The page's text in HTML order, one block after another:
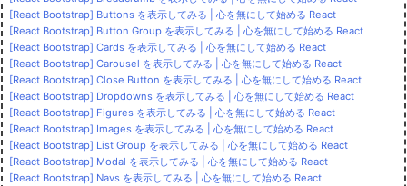
[React Bootstrap] Buttons を表示してみる | 心を無にして始める React
[React Bootstrap] Button Group を表示してみる | 心を無にして始める React
[React Bootstrap] Cards を表示してみる | 心を無にして始める React
[React Bootstrap] Carousel を表示してみる | 心を無にして始める React
[React Bootstrap] Close Button を表示してみる | 心を無にして始める React
[React Bootstrap] Dropdowns を表示してみる | 心を無にして始める React
[React Bootstrap] Figures を表示してみる | 心を無にして始める React
[React Bootstrap] Images を表示してみる | 心を無にして始める React
[React Bootstrap] List Group を表示してみる | 心を無にして始める React
[React Bootstrap] Modal を表示してみる | 心を無にして始める React
[React Bootstrap] Navs を表示してみる | 心を無にして始める React